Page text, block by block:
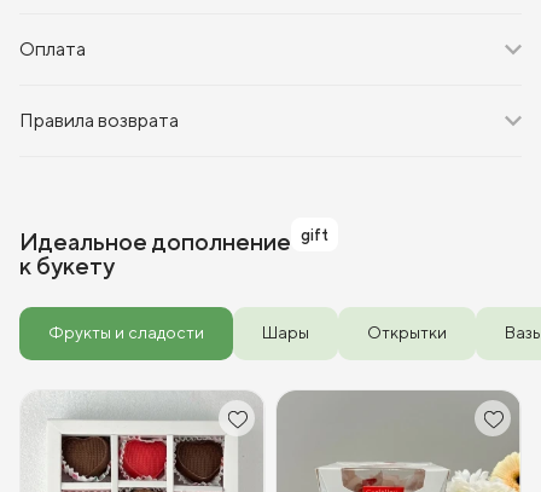
Оплата
Правила возврата
Идеальное дополнение
к букету
gift
Фрукты и сладости Шары Открытки